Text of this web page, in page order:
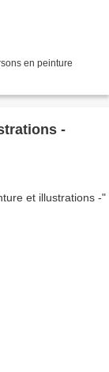
en peinture
-